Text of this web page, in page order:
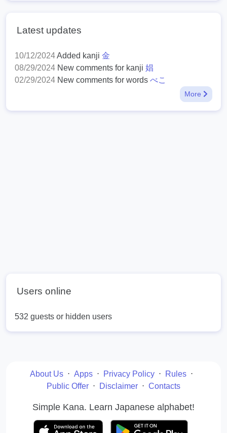
Latest updates
10/12/2024Added kanji 金
08/29/2024 New comments for kanji 娼
02/29/2024 New comments for words べこ
More
Users online
532 guests or hidden users
About Us ⋅ Apps ⋅ Privacy Policy ⋅ Rules ⋅
Public Offer ⋅ Disclaimer ⋅ Contacts
Simple Kana. Learn Japanese alphabet!